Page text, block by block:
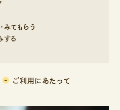
ご利用にあたって
みてもらう
する